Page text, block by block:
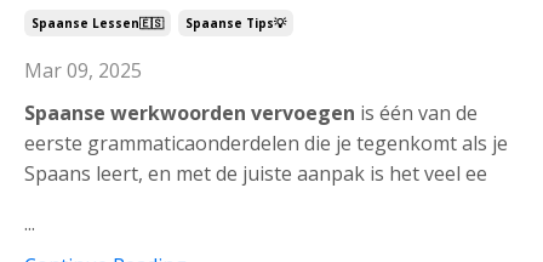
Spaanse Lessen🇪🇸 Spaanse Tips💡
Mar 09, 2025
Spaanse werkwoorden vervoegen is één van de
eerste grammaticaonderdelen die je tegenkomt als je
Spaans leert, en met de juiste aanpak is het veel ee
...